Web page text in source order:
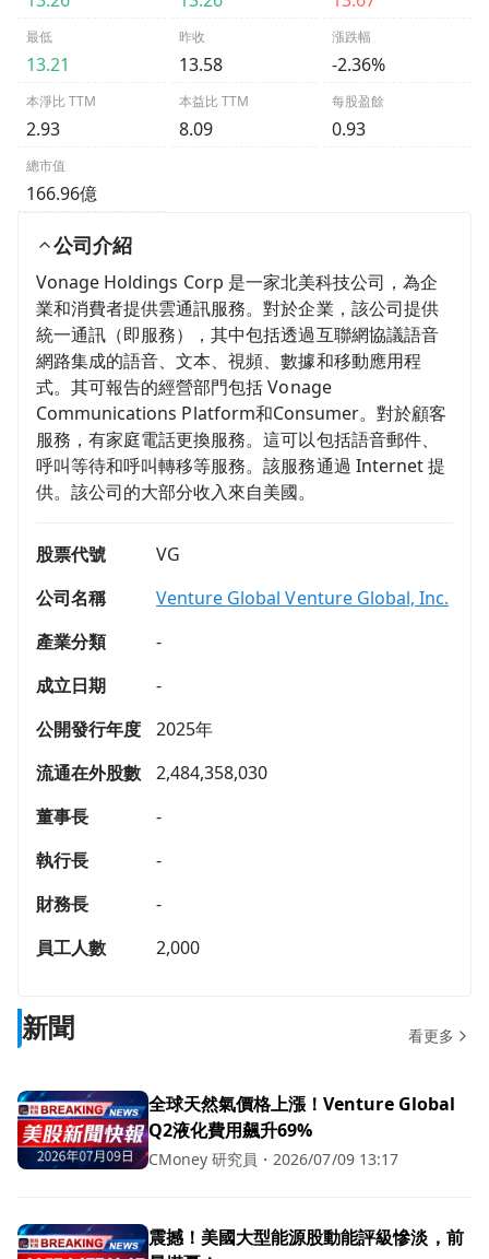
最低
13.21
昨收
13.58
漲跌幅
-2.36%
本淨比 TTM
2.93
本益比 TTM
8.09
每股盈餘
0.93
總市值
166.96億
公司介紹
Vonage Holdings Corp 是一家北美科技公司，為企
業和消費者提供雲通訊服務。對於企業，該公司提供
統一通訊（即服務），其中包括透過互聯網協議語音
網路集成的語音、文本、視頻、數據和移動應用程
式。其可報告的經營部門包括 Vonage
Communications Platform和Consumer。對於顧客
服務，有家庭電話更換服務。這可以包括語音郵件、
呼叫等待和呼叫轉移等服務。該服務通過 Internet 提
供。該公司的大部分收入來自美國。
股票代號
VG
公司名稱
Venture Global Venture Global, Inc.
產業分類
-
成立日期
-
公開發行年度
2025年
流通在外股數
2,484,358,030
董事長
-
執行長
-
財務長
-
員工人數
2,000
新聞 看更多
全球天然氣價格上漲！Venture Global
Q2液化費用飆升69%
CMoney 研究員 ・ 2026/07/09 13:17
震撼！美國大型能源股動能評級慘淡，前